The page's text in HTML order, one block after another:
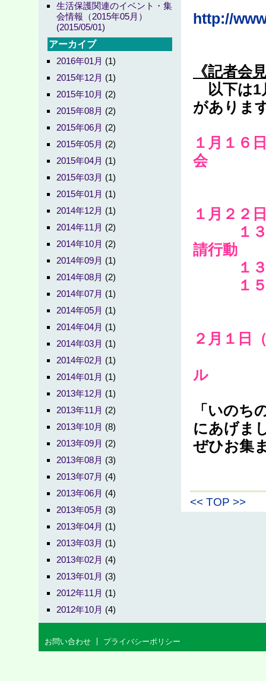
http://
《記者会
以下は1
がありま
１月１６
会
１月２２
１３
請行動
１３時
１５時
２月１
ル
「いのち
にあげま
ぜひお集
<< TOP >>
生活保護関連のイベント・集
会情報（2015年05月）
(2015/05/01)
アーカイブ
2016年01月 (1)
2015年12月 (1)
2015年10月 (2)
2015年08月 (2)
2015年06月 (2)
2015年05月 (2)
2015年04月 (1)
2015年03月 (1)
2015年01月 (1)
2014年12月 (1)
2014年11月 (2)
2014年10月 (2)
2014年09月 (1)
2014年08月 (2)
2014年07月 (1)
2014年05月 (1)
2014年04月 (1)
2014年03月 (1)
2014年02月 (1)
2014年01月 (1)
2013年12月 (1)
2013年11月 (2)
2013年10月 (8)
2013年09月 (2)
2013年08月 (3)
2013年07月 (4)
2013年06月 (4)
2013年05月 (3)
2013年04月 (1)
2013年03月 (1)
2013年02月 (4)
2013年01月 (3)
2012年11月 (1)
2012年10月 (4)
お問い合わせ プライバシーポリシー